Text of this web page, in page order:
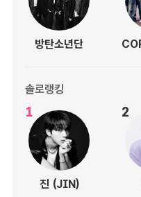
방탄소년단
솔로랭킹
1
진 (JIN)
2